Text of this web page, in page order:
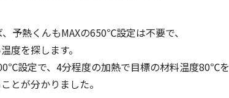
予熱くんもMAXの650℃設定は不要で、
度を探します。
設定で、4分程度の加熱で目標の材料温度80℃を
とが分かりました。